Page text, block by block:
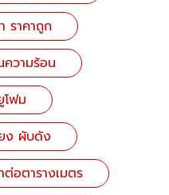
ราคาถูก
วามร้อน
ฟม
ง ผับดัง
อตารางเมตร